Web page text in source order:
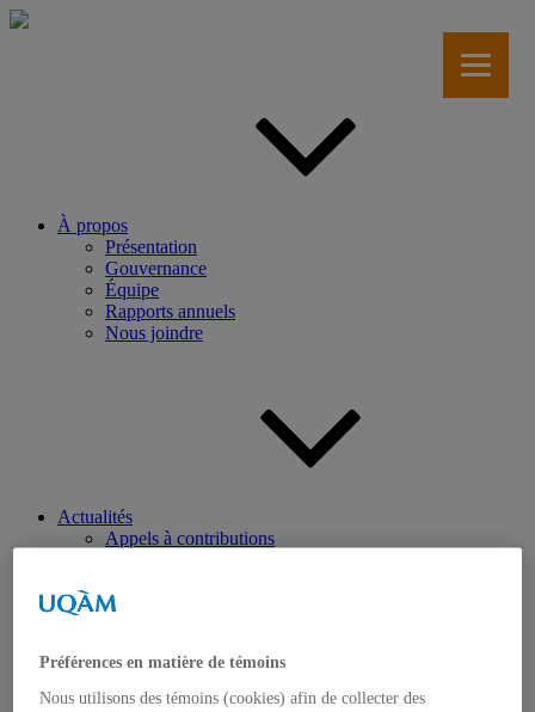
Aller
À propos
Présentation
Gouvernance
Équipe
Rapports annuels
Nous joindre
Actualités
Appels à contributions
Dans les médias
Préférences en matière de témoins
Nous utilisons des témoins (cookies) afin de collecter des